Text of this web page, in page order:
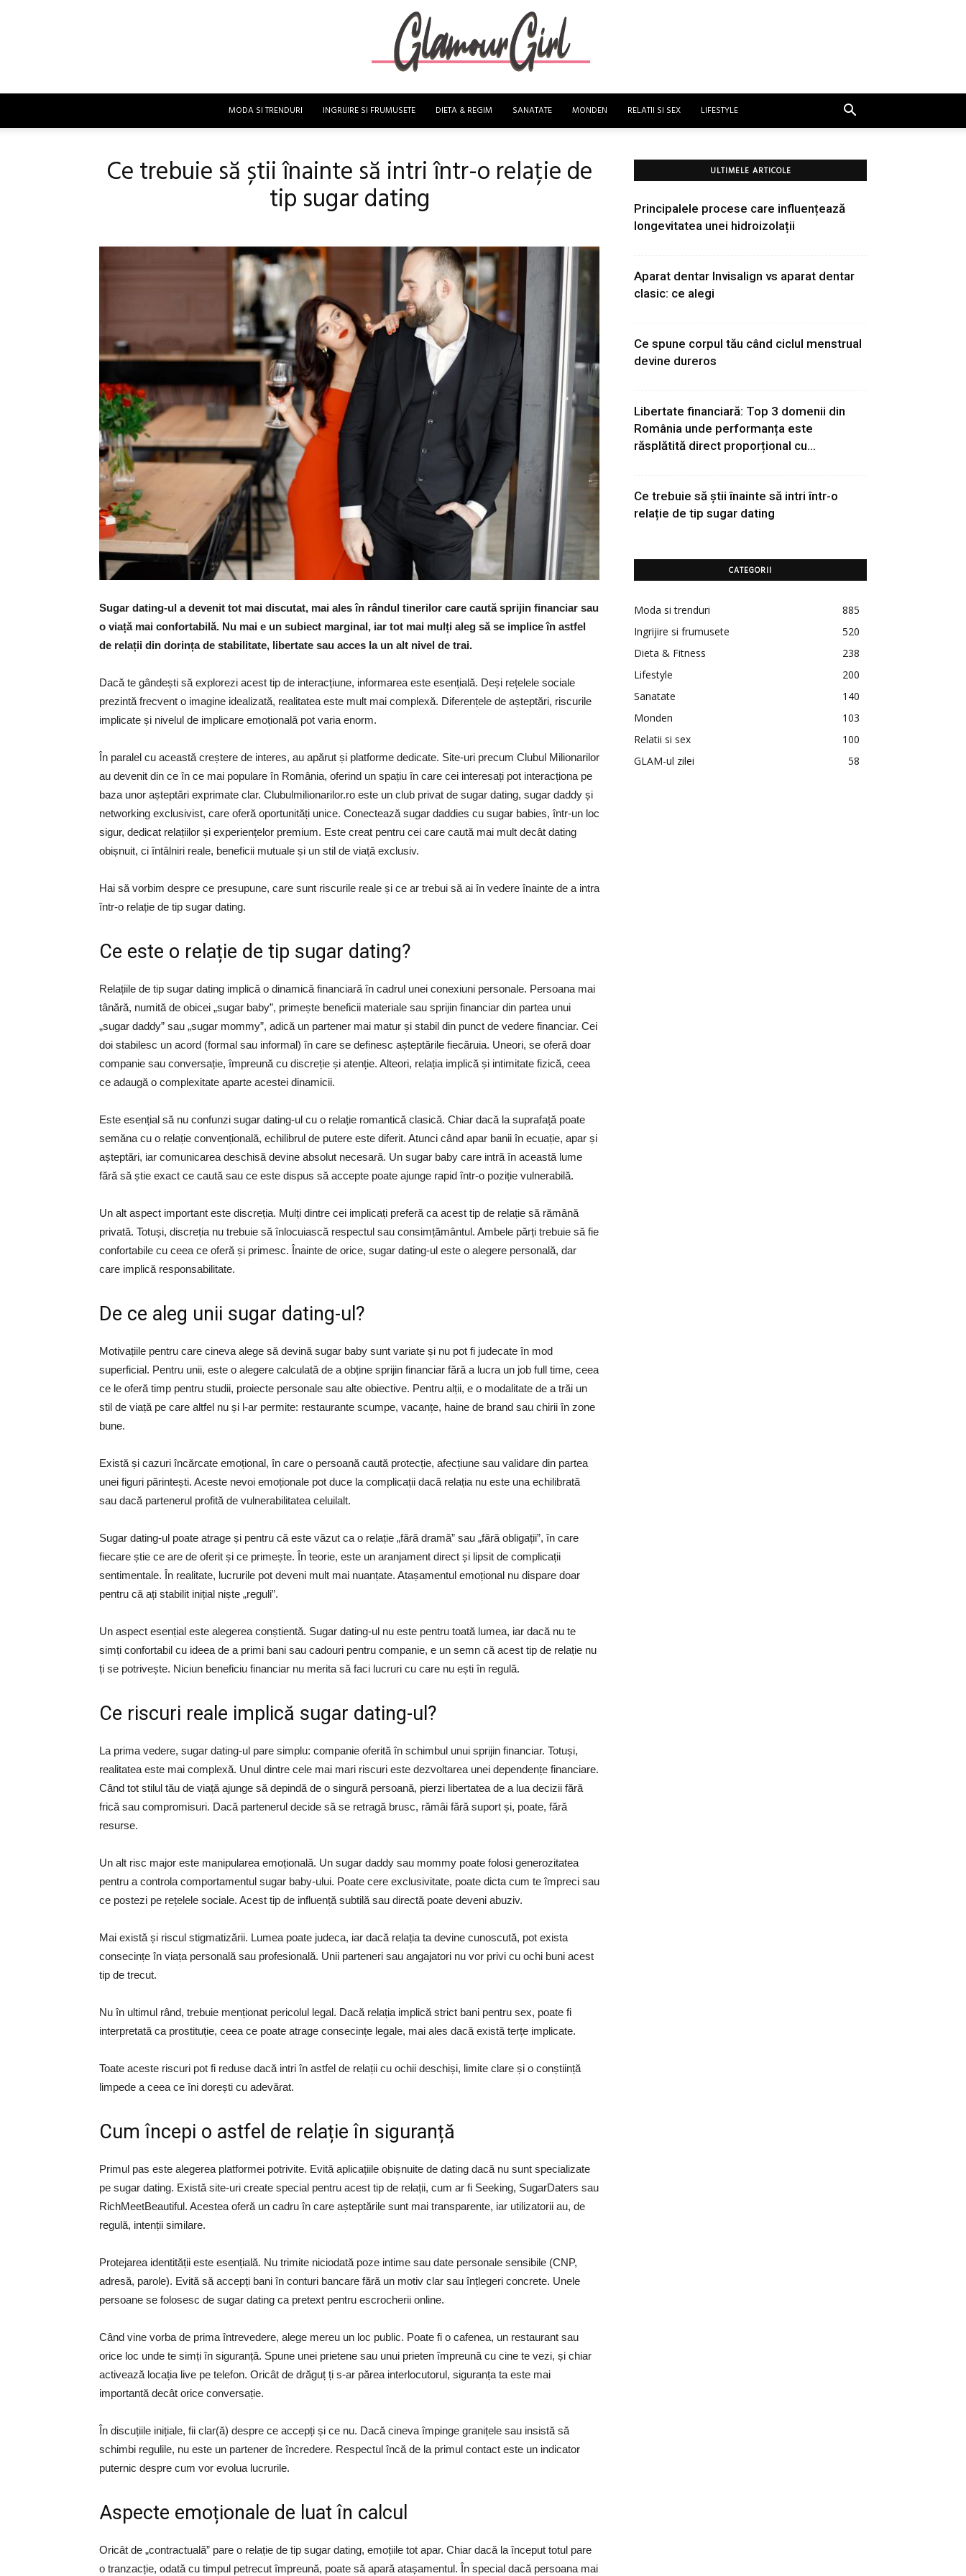
MODA SI TRENDURI INGRIJIRE SI FRUMUSETE DIETA & REGIM SANATATE MONDEN RELATII SI SEX LIFESTYLE
Ce trebuie să știi înainte să intri într-o relație de
tip sugar dating
Sugar dating-ul a devenit tot mai discutat, mai ales în rândul tinerilor care caută sprijin financiar sau
o viață mai confortabilă. Nu mai e un subiect marginal, iar tot mai mulți aleg să se implice în astfel
de relații din dorința de stabilitate, libertate sau acces la un alt nivel de trai.
Dacă te gândești să explorezi acest tip de interacțiune, informarea este esențială. Deși rețelele sociale
prezintă frecvent o imagine idealizată, realitatea este mult mai complexă. Diferențele de așteptări, riscurile
implicate și nivelul de implicare emoțională pot varia enorm.
În paralel cu această creștere de interes, au apărut și platforme dedicate. Site-uri precum Clubul Milionarilor
au devenit din ce în ce mai populare în România, oferind un spațiu în care cei interesați pot interacționa pe
baza unor așteptări exprimate clar. Clubulmilionarilor.ro este un club privat de sugar dating, sugar daddy și
networking exclusivist, care oferă oportunități unice. Conectează sugar daddies cu sugar babies, într-un loc
sigur, dedicat relațiilor și experiențelor premium. Este creat pentru cei care caută mai mult decât dating
obișnuit, ci întâlniri reale, beneficii mutuale și un stil de viață exclusiv.
Hai să vorbim despre ce presupune, care sunt riscurile reale și ce ar trebui să ai în vedere înainte de a intra
într-o relație de tip sugar dating.
Ce este o relație de tip sugar dating?
Relațiile de tip sugar dating implică o dinamică financiară în cadrul unei conexiuni personale. Persoana mai
tânără, numită de obicei „sugar baby”, primește beneficii materiale sau sprijin financiar din partea unui
„sugar daddy” sau „sugar mommy”, adică un partener mai matur și stabil din punct de vedere financiar. Cei
doi stabilesc un acord (formal sau informal) în care se definesc așteptările fiecăruia. Uneori, se oferă doar
companie sau conversație, împreună cu discreție și atenție. Alteori, relația implică și intimitate fizică, ceea
ce adaugă o complexitate aparte acestei dinamicii.
Este esențial să nu confunzi sugar dating-ul cu o relație romantică clasică. Chiar dacă la suprafață poate
semăna cu o relație convențională, echilibrul de putere este diferit. Atunci când apar banii în ecuație, apar și
așteptări, iar comunicarea deschisă devine absolut necesară. Un sugar baby care intră în această lume
fără să știe exact ce caută sau ce este dispus să accepte poate ajunge rapid într-o poziție vulnerabilă.
Un alt aspect important este discreția. Mulți dintre cei implicați preferă ca acest tip de relație să rămână
privată. Totuși, discreția nu trebuie să înlocuiască respectul sau consimțământul. Ambele părți trebuie să fie
confortabile cu ceea ce oferă și primesc. Înainte de orice, sugar dating-ul este o alegere personală, dar
care implică responsabilitate.
De ce aleg unii sugar dating-ul?
Motivațiile pentru care cineva alege să devină sugar baby sunt variate și nu pot fi judecate în mod
superficial. Pentru unii, este o alegere calculată de a obține sprijin financiar fără a lucra un job full time, ceea
ce le oferă timp pentru studii, proiecte personale sau alte obiective. Pentru alții, e o modalitate de a trăi un
stil de viață pe care altfel nu și l-ar permite: restaurante scumpe, vacanțe, haine de brand sau chirii în zone
bune.
Există și cazuri încărcate emoțional, în care o persoană caută protecție, afecțiune sau validare din partea
unei figuri părintești. Aceste nevoi emoționale pot duce la complicații dacă relația nu este una echilibrată
sau dacă partenerul profită de vulnerabilitatea celuilalt.
Sugar dating-ul poate atrage și pentru că este văzut ca o relație „fără dramă” sau „fără obligații”, în care
fiecare știe ce are de oferit și ce primește. În teorie, este un aranjament direct și lipsit de complicații
sentimentale. În realitate, lucrurile pot deveni mult mai nuanțate. Atașamentul emoțional nu dispare doar
pentru că ați stabilit inițial niște „reguli”.
Un aspect esențial este alegerea conștientă. Sugar dating-ul nu este pentru toată lumea, iar dacă nu te
simți confortabil cu ideea de a primi bani sau cadouri pentru companie, e un semn că acest tip de relație nu
ți se potrivește. Niciun beneficiu financiar nu merita să faci lucruri cu care nu ești în regulă.
Ce riscuri reale implică sugar dating-ul?
La prima vedere, sugar dating-ul pare simplu: companie oferită în schimbul unui sprijin financiar. Totuși,
realitatea este mai complexă. Unul dintre cele mai mari riscuri este dezvoltarea unei dependențe financiare.
Când tot stilul tău de viață ajunge să depindă de o singură persoană, pierzi libertatea de a lua decizii fără
frică sau compromisuri. Dacă partenerul decide să se retragă brusc, rămâi fără suport și, poate, fără
resurse.
Un alt risc major este manipularea emoțională. Un sugar daddy sau mommy poate folosi generozitatea
pentru a controla comportamentul sugar baby-ului. Poate cere exclusivitate, poate dicta cum te împreci sau
ce postezi pe rețelele sociale. Acest tip de influență subtilă sau directă poate deveni abuziv.
Mai există și riscul stigmatizării. Lumea poate judeca, iar dacă relația ta devine cunoscută, pot exista
consecințe în viața personală sau profesională. Unii parteneri sau angajatori nu vor privi cu ochi buni acest
tip de trecut.
Nu în ultimul rând, trebuie menționat pericolul legal. Dacă relația implică strict bani pentru sex, poate fi
interpretată ca prostituție, ceea ce poate atrage consecințe legale, mai ales dacă există terțe implicate.
Toate aceste riscuri pot fi reduse dacă intri în astfel de relații cu ochii deschiși, limite clare și o conștiință
limpede a ceea ce îni dorești cu adevărat.
Cum începi o astfel de relație în siguranță
Primul pas este alegerea platformei potrivite. Evită aplicațiile obișnuite de dating dacă nu sunt specializate
pe sugar dating. Există site-uri create special pentru acest tip de relații, cum ar fi Seeking, SugarDaters sau
RichMeetBeautiful. Acestea oferă un cadru în care așteptările sunt mai transparente, iar utilizatorii au, de
regulă, intenții similare.
Protejarea identității este esențială. Nu trimite niciodată poze intime sau date personale sensibile (CNP,
adresă, parole). Evită să accepți bani în conturi bancare fără un motiv clar sau înțlegeri concrete. Unele
persoane se folosesc de sugar dating ca pretext pentru escrocherii online.
Când vine vorba de prima întrevedere, alege mereu un loc public. Poate fi o cafenea, un restaurant sau
orice loc unde te simți în siguranță. Spune unei prietene sau unui prieten împreună cu cine te vezi, și chiar
activează locația live pe telefon. Oricât de drăguț ți s-ar părea interlocutorul, siguranța ta este mai
importantă decât orice conversație.
În discuțiile inițiale, fii clar(ă) despre ce accepți și ce nu. Dacă cineva împinge granițele sau insistă să
schimbi regulile, nu este un partener de încredere. Respectul încă de la primul contact este un indicator
puternic despre cum vor evolua lucrurile.
Aspecte emoționale de luat în calcul
Oricât de „contractuală” pare o relație de tip sugar dating, emoțiile tot apar. Chiar dacă la început totul pare
o tranzacție, odată cu timpul petrecut împreună, poate să apară atașamentul. În special dacă persoana mai
ULTIMELE ARTICOLE
Principalele procese care influențează
longevitatea unei hidroizolații
Aparat dentar Invisalign vs aparat dentar
clasic: ce alegi
Ce spune corpul tău când ciclul menstrual
devine dureros
Libertate financiară: Top 3 domenii din
România unde performanța este
răsplătită direct proporțional cu...
Ce trebuie să știi înainte să intri într-o
relație de tip sugar dating
CATEGORII
Moda si trenduri
885
Ingrijire si frumusete
520
Dieta & Fitness
238
Lifestyle
200
Sanatate
140
Monden
103
Relatii si sex
100
GLAM-ul zilei
58